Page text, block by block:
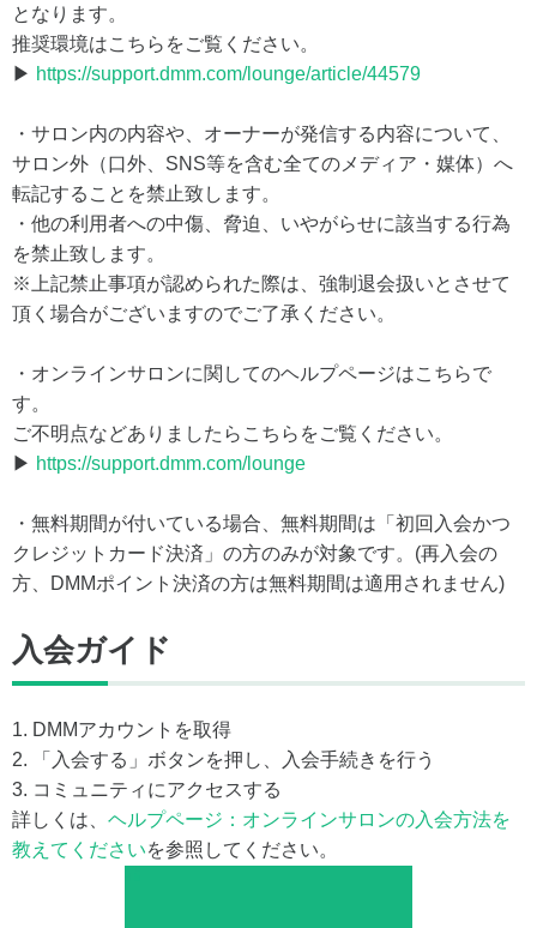
となります。
推奨環境はこちらをご覧ください。
▶ https://support.dmm.com/lounge/article/44579
・サロン内の内容や、オーナーが発信する内容について、
サロン外（口外、SNS等を含む全てのメディア・媒体）へ
転記することを禁止致します。
・他の利用者への中傷、脅迫、いやがらせに該当する行為
を禁止致します。
※上記禁止事項が認められた際は、強制退会扱いとさせて
頂く場合がございますのでご了承ください。
・オンラインサロンに関してのヘルプページはこちらで
す。
ご不明点などありましたらこちらをご覧ください。
▶ https://support.dmm.com/lounge
・無料期間が付いている場合、無料期間は「初回入会かつ
クレジットカード決済」の方のみが対象です。(再入会の
方、DMMポイント決済の方は無料期間は適用されません)
入会ガイド
1. DMMアカウントを取得
2. 「入会する」ボタンを押し、入会手続きを行う
3. コミュニティにアクセスする
詳しくは、 ヘルプページ：オンラインサロンの入会方法を
教えてくださいを参照してください。